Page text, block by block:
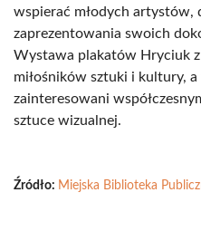
wspierać młodych artystów,
zaprezentowania swoich
Wystawa plakatów Hryciuk
miłośników sztuki i kultury,
zainteresowani
sztuce wizualnej.
Źródło: Miejska Biblioteka